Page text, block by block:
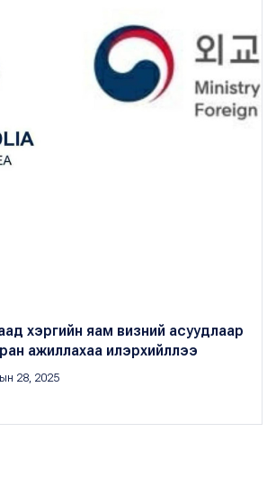
хэргийн яам визний асуудлаар
ажиллахаа илэрхийллээ
28, 2025